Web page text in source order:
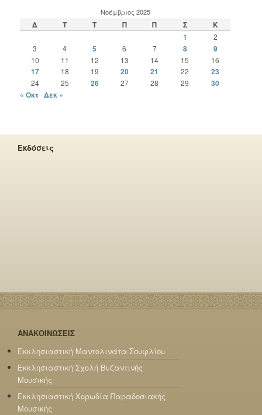
Νοέμβριος 2025
Δ Τ Τ Π Π Σ
Κ
1
2
3
4 5 6 7 8 9
10 11 12 13 14 15 16
17 18 19 20 21 22 23
24 25 26 27 28 29
30
« Οκτ Δεκ »
Εκδόσεις
ΑΝΑΚΟΙΝΩΣΕΙΣ
Εκκλησιαστική Μαντολινάτα Σουφλίου
Εκκλησιαστική Σχολή Βυζαντινής
Μουσικής
Εκκλησιαστική Χορωδία Παραδοσιακής
Μουσικής